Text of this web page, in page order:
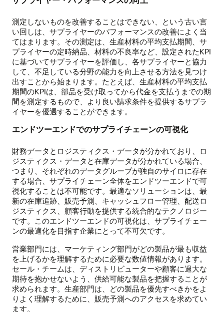
測定しないものを改善することはできない、という古い言
い回しは、サプライヤーのパフォーマンスの改善によく当
てはまります。その測定は、生産材料の平均支払期間、サ
プライヤーの定時納品、材料の不良率など、設定されたKPI
に基づいてサプライヤーを評価し、各サプライヤーと協力
して、不足している分野の能力を向上させる方法を見つけ
出すことから始まります。たとえば、生産材料の平均支払
期間のKPIは、部品を受け取ってから代金を支払うまでの期
間を測定するもので、より良い請求条件を提供するサプラ
イヤーを優遇することができます。
エンドツーエンドでのサプライチェーンの可視化
財務データとロジスティクス・データが分かれており、ロ
ジスティクス・データと在庫データが分かれている場合、
つまり、それぞれのデータグループが独自のサイロに存在
する場合、サプライチェーン全体をエンドツーエンドで可
視化することは不可能です。最適なソリューションは、最
新の在庫追跡、販売予測、キャッシュフロー管理、配送ロ
ジスティクス、顧客行動を提供する統合的なテクノロジー
です。このエンドツーエンドの可視化は、サプライチェー
ンの最適化を目指す企業にとって不可欠です。
営業部門には、マーケティング部門がどの製品が最も収益
を上げるかを理解するために必要な数値情報があります。
セール・チームは、ディストリビューターや顧客に過大な
期待を抱かせないよう、供給可能な製品を把握することが
求められます。生産部門は、どの製品を優先すべきかをよ
りよく理解するために、販売予測へのアクセスを求めてい
ます。